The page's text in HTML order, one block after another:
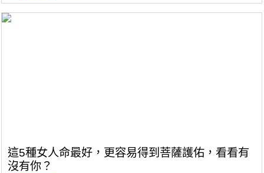
這5種女人命最好，更容易得到菩薩護佑，看看有
沒有你？